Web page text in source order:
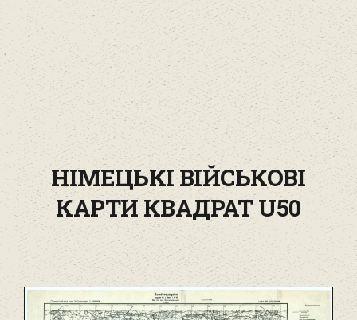
НІМЕЦЬКІ ВІЙСЬКОВІ
КАРТИ КВАДРАТ U50